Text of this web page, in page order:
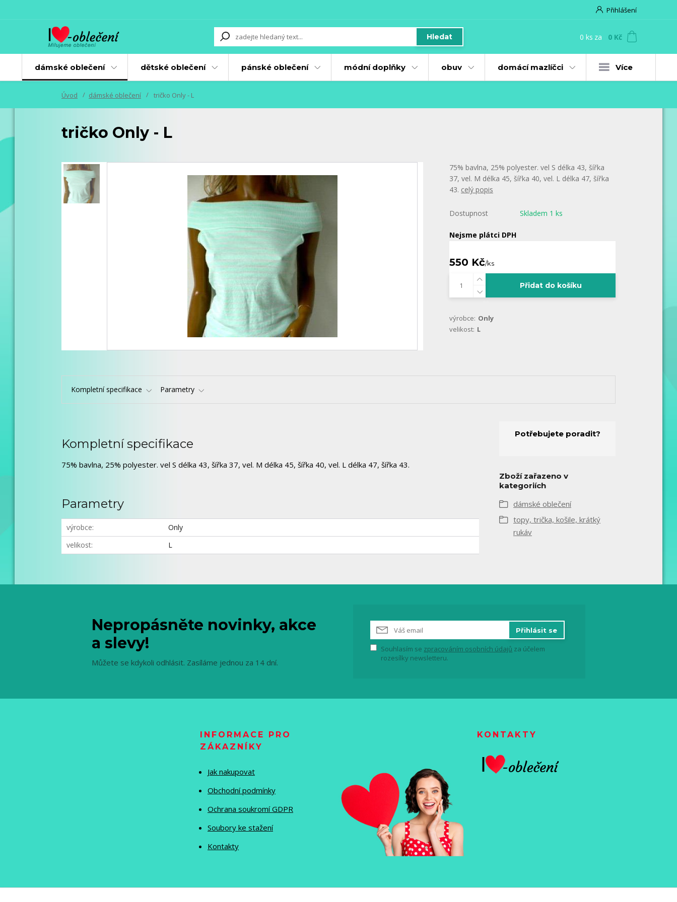
Přihlášení
Hledat 0 ks za 0 Kč
dámské oblečení dětské oblečení pánské oblečení módní doplňky obuv domácí mazlíčci Více
Úvod dámské oblečení tričko Only - L
tričko Only - L
75% bavlna, 25% polyester. vel S délka 43, šířka
37, vel. M délka 45, šířka 40, vel. L délka 47, šířka
43. celý popis
Dostupnost Skladem 1 ks
Nejsme plátci DPH
550 Kč/ks
Přidat do košíku
výrobce: Only
velikost: L
Kompletní specifikace Parametry
Kompletní specifikace
75% bavlna, 25% polyester. vel S délka 43, šířka 37, vel. M délka 45, šířka 40, vel. L délka 47, šířka 43.
Parametry
výrobce
Only
velikost
L
Potřebujete poradit?
Zboží zařazeno v
kategoriích
dámské oblečení
topy, trička, košile, krátký
rukáv
Nepropásněte novinky, akce
a slevy!
Můžete se kdykoli odhlásit. Zasíláme jednou za 14 dní.
Přihlásit se
Souhlasím se zpracováním osobních údajů za účelem
rozesílky newsletteru.
INFORMACE PRO
ZÁKAZNÍKY
Jak nakupovat
Obchodní podmínky
Ochrana soukromí GDPR
Soubory ke stažení
Kontakty
KONTAKTY